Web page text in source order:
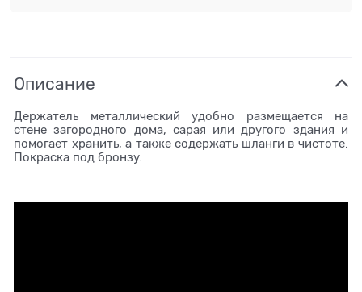
Описание
Держатель металлический удобно размещается на
стене загородного дома, сарая или другого здания и
помогает хранить, а также содержать шланги в чистоте.
Покраска под бронзу.